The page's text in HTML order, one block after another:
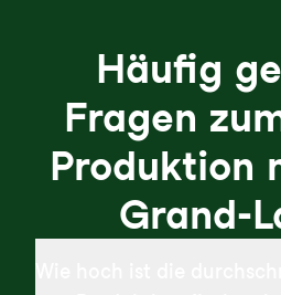
Häufig
Fragen
Produktion
Grand-